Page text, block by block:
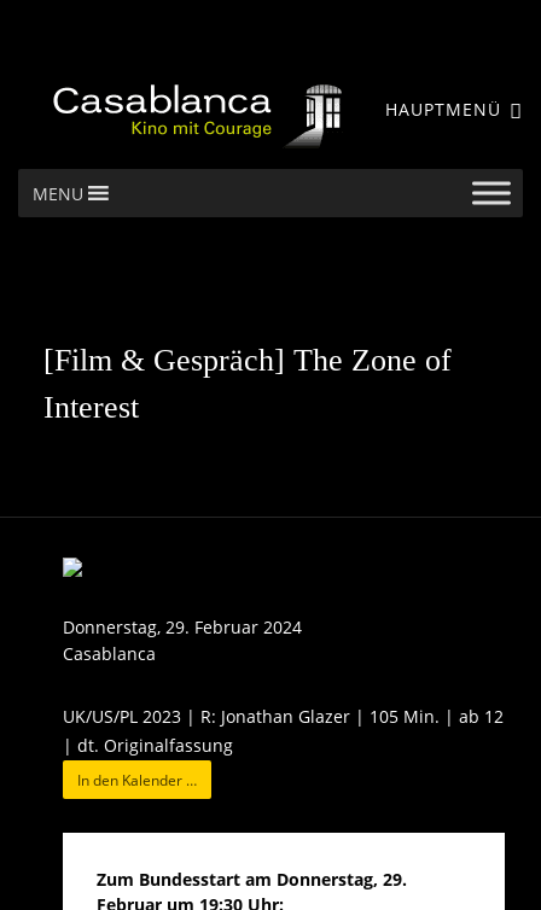
HAUPTMENÜ
MENU
[Film & Gespräch] The Zone of
Interest
Zum Bundesstart am Donnerstag, 29.
Februar um 19:30 Uhr:
Donnerstag, 29. Februar 2024
Casablanca
UK/US/PL 2023 | R: Jonathan Glazer | 105 Min. | ab 12
| dt. Originalfassung
In den Kalender …